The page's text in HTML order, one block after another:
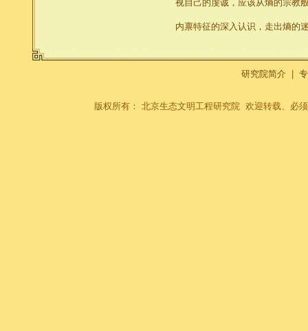
视自己的虔诚，应该从熵的宗教
内禀特征的深入认识，走出熵的
研究院简介
版权所有： 北京生态文明工程研究院 欢迎转载、必